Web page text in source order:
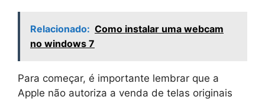
Relacionado: Como instalar uma webcam
no windows 7
Para começar, é importante lembrar que a
Apple não autoriza a venda de telas originais